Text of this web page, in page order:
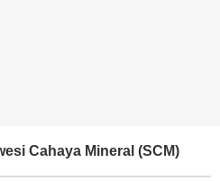
Cahaya Mineral (SCM)